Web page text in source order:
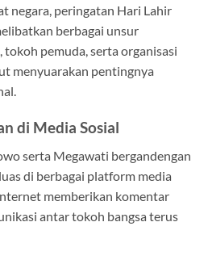
negara, peringatan Hari Lahir
berbagai unsur
tokoh pemuda, serta organisasi
menyuarakan pentingnya
di Media Sosial
serta Megawati bergandengan
di berbagai platform media
memberikan komentar
antar tokoh bangsa terus